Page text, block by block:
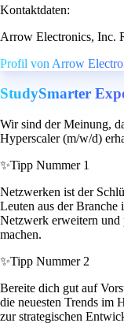
Kontaktdaten:
Arrow Electronics, Inc.
Profil von Arrow
StudySmarter
Wir sind der Meinung,
Hyperscaler (m/w/d)
✨Tipp Nummer 1
Netzwerken ist der
Leuten aus der Branche
Netzwerk erweitern und
machen.
✨Tipp Nummer 2
Bereite dich gut auf
die neuesten Trends im
zur strategischen